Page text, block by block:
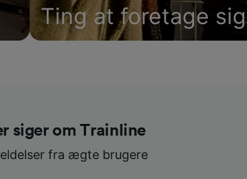
Ting at foretage sig
siger om Trainline
fra ægte brugere